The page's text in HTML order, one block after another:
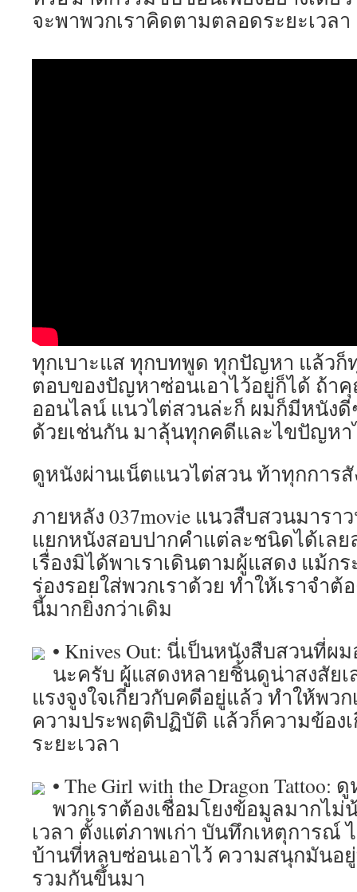
จะพาพวกเราคิดตามตลอดระยะเวลา
ทุกเบาะแส ทุกบทพูด ทุกปัญหา แล้วก็
ตอบของปัญหาซ่อนเอาไว้อยู่ก็ได้ ถ้า
ออนไลน์ แนวไต่สวนล่ะก็ ผมก็มีหนัง
ด้วยเช่นกัน มาลุ้นทุกคดีและไขปัญหา
ดูหนังผ่านเน็ตแนวไต่สวน ท้าทุกการสั
ภายหลัง 037movie แนวสืบสวนมาร
แยกหนังสอบปากคำแต่ละชนิดได้เลย
เรื่องมิได้พาเราเดินตามผู้แสดง แม้
ร่องรอยใส่พวกเราด้วย ทำให้เราจำต้
นี้มากยิ่งกว่าเดิม
• Knives Out: นี่เป็นหนังสืบสวนที่ผ
นะครับ ผู้แสดงหลายชิ้นดูน่าสงสัย
แรงจูงใจเกี่ยวกับคดีอยู่แล้ว ทำให้พว
ความประพฤติปฏิบัติ แล้วก็ความข้อง
ระยะเวลา
• The Girl with the Dragon Tattoo:
พวกเราต้องเชื่อมโยงข้อมูลมากไม่
เวลา ตั้งแต่ภาพเก่า บันทึกเหตุการณ์
บ้านที่หลบซ่อนเอาไว้ ความสนุกมันอ
รวมกันขึ้นมา